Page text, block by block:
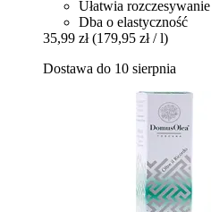
Ułatwia rozczesywanie
Dba o elastyczność
35,99 zł (179,95 zł / l)
Dostawa do 10 sierpnia